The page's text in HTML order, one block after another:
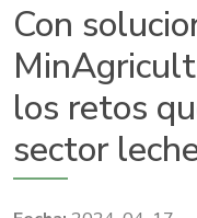
Con
los retos
sector